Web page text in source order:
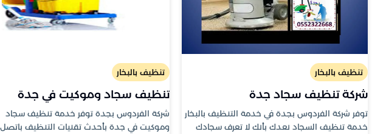
تنظيف بالبخار
شركة تنظيف سجاد جدة
توفر شركة الفردوس بجدة في خدمة التنظيف بالبخار
خدمة تنظيف السجاد نعدك بأنك لا تعرف سجادك
تنظيف بالبخار
تنظيف سجاد وموكيت في جدة
شركة الفردوس بجدة توفر خدمة تنظيف سجاد
وموكيت في جدة بأحدث تقنيات التنظيف